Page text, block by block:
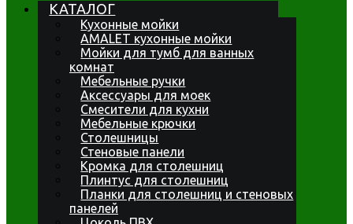
КАТАЛОГ
Кухонные мойки
AMALET кухонные мойки
Мойки для тумб для ванных
комнат
Мебельные ручки
Аксессуары для моек
Смесители для кухни
Мебельные крючки
Столешницы
Стеновые панели
Кромка для столешниц
Плинтус для столешниц
Планки для столешниц и стеновых
панелей